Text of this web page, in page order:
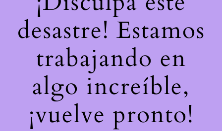
desastre! Estamos
trabajando en
algo increíble,
¡vuelve pronto!